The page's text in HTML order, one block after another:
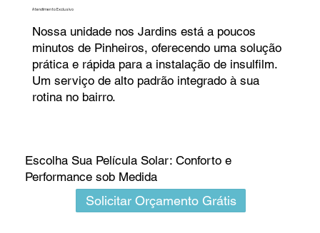
Atendimento Exclusivo
Nossa unidade nos Jardins está a poucos
minutos de Pinheiros, oferecendo uma solução
prática e rápida para a instalação de insulfilm.
Um serviço de alto padrão integrado à sua
rotina no bairro.
Escolha Sua Película Solar: Conforto e
Performance sob Medida
Solicitar Orçamento Grátis